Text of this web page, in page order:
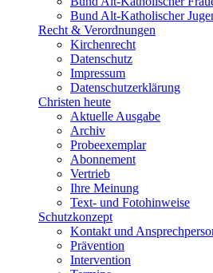
Bund Alt-Katholischer
Recht & Verordnungen
Kirchenrecht
Datenschutz
Impressum
Datenschutzerklärung
Christen heute
Aktuelle Ausgabe
Archiv
Probeexemplar
Abonnement
Vertrieb
Ihre Meinung
Text- und Fotohinweise
Schutzkonzept
Kontakt und
Prävention
Intervention